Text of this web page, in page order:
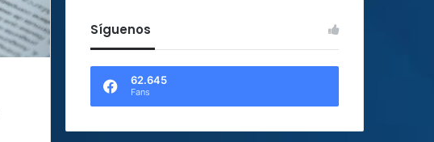
Síguenos
62.645
Fans